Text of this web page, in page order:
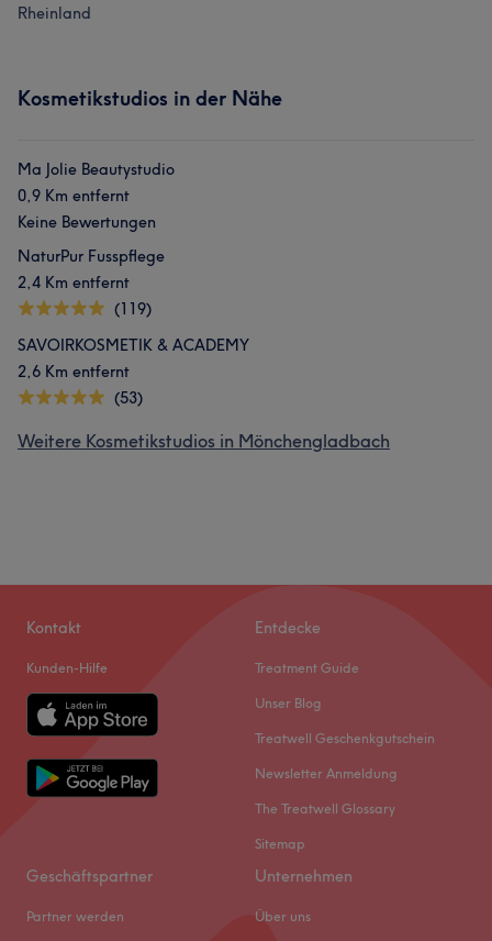
Rheinland
Kosmetikstudios in der Nähe
Ma Jolie Beautystudio
0,9 Km entfernt
Keine Bewertungen
NaturPur Fusspflege
2,4 Km entfernt
(119)
SAVOIRKOSMETIK & ACADEMY
2,6 Km entfernt
(53)
Weitere Kosmetikstudios in Mönchengladbach
Kontakt
Kunden-Hilfe
Entdecke
Treatment Guide
Unser Blog
Treatwell Geschenkgutschein
Newsletter Anmeldung
The Treatwell Glossary
Sitemap
Geschäftspartner
Partner werden
Unternehmen
Über uns